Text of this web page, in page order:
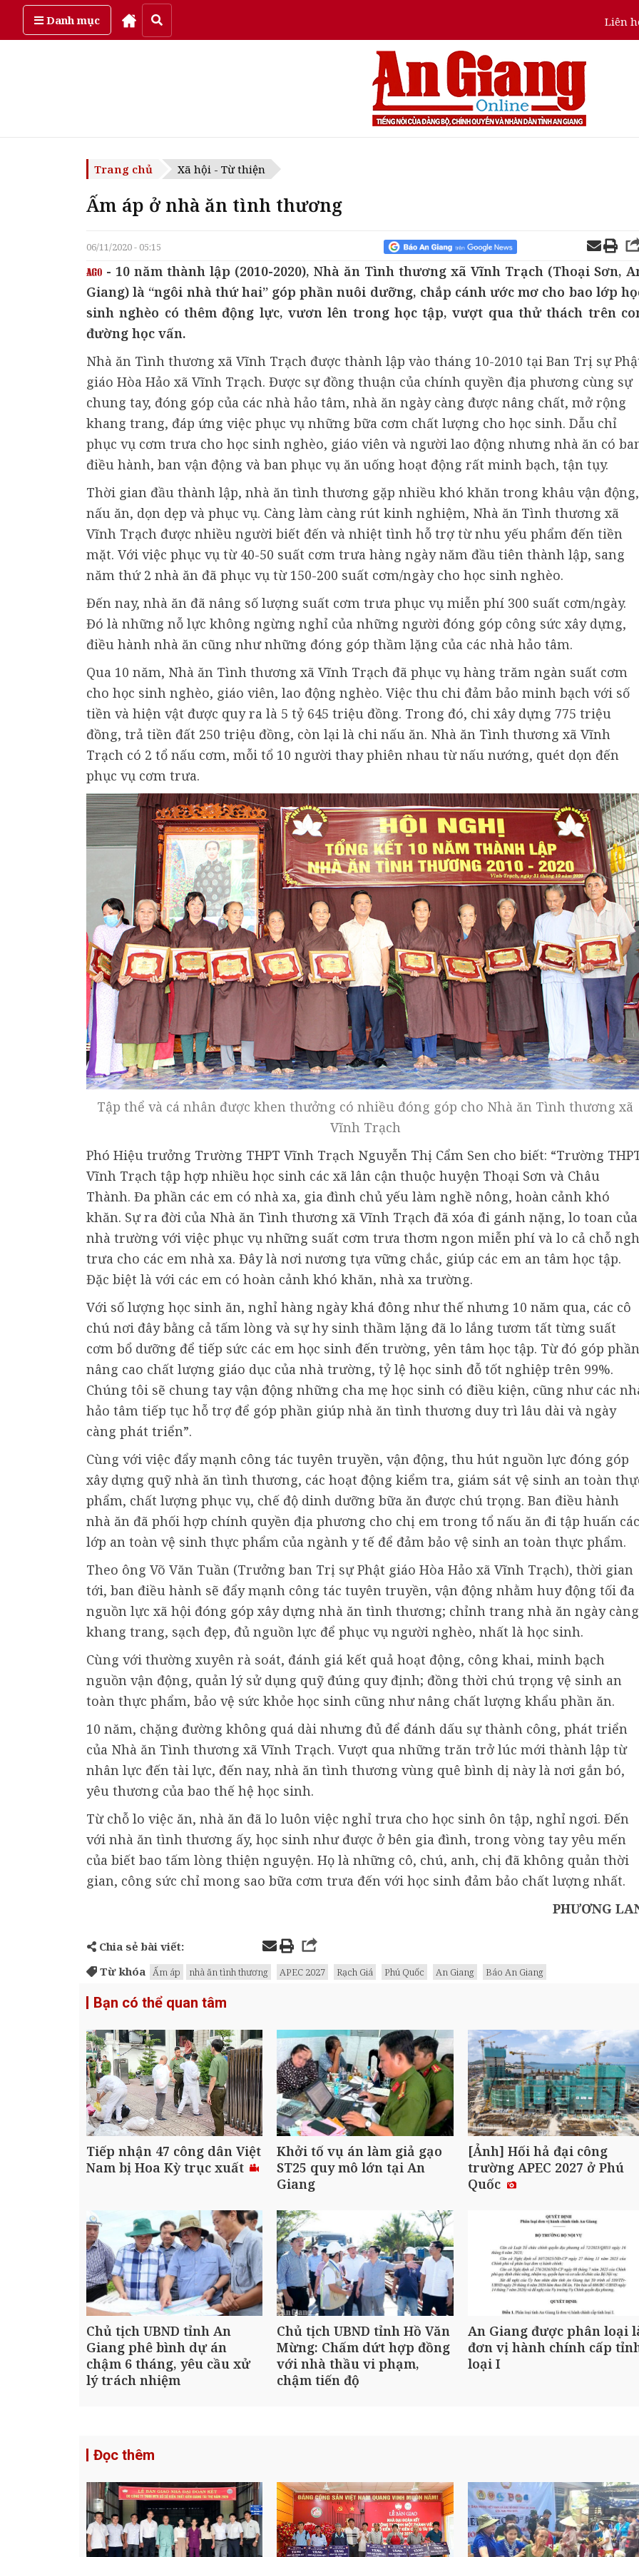
Danh mục Liên
Thứ sáu, ngày 7/08/2026
Trang chủ Xã hội - Từ thiện
Ấm áp ở nhà ăn tình thương
06/11/2020 - 05:15
- 10 năm thành lập (2010-2020), Nhà ăn Tình thương xã Vĩnh Trạch (Thoại Sơn,
Giang) là “ngôi nhà thứ hai” góp phần nuôi dưỡng, chắp cánh ước mơ cho bao lớp
sinh nghèo có thêm động lực, vươn lên trong học tập, vượt qua thử thách trên
đường học vấn.
Nhà ăn Tình thương xã Vĩnh Trạch được thành lập vào tháng 10-2010 tại Ban Trị sự
giáo Hòa Hảo xã Vĩnh Trạch. Được sự đồng thuận của chính quyền địa phương cùng sự
chung tay, đóng góp của các nhà hảo tâm, nhà ăn ngày càng được nâng chất, mở rộng
khang trang, đáp ứng việc phục vụ những bữa cơm chất lượng cho học sinh. Dẫu chỉ
phục vụ cơm trưa cho học sinh nghèo, giáo viên và người lao động nhưng nhà ăn có
điều hành, ban vận động và ban phục vụ ăn uống hoạt động rất minh bạch, tận tụy.
Thời gian đầu thành lập, nhà ăn tình thương gặp nhiều khó khăn trong khâu vận động,
nấu ăn, dọn dẹp và phục vụ. Càng làm càng rút kinh nghiệm, Nhà ăn Tình thương xã
Vĩnh Trạch được nhiều người biết đến và nhiệt tình hỗ trợ từ nhu yếu phẩm đến tiền
mặt. Với việc phục vụ từ 40-50 suất cơm trưa hàng ngày năm đầu tiên thành lập, sang
năm thứ 2 nhà ăn đã phục vụ từ 150-200 suất cơm/ngày cho học sinh nghèo.
Đến nay, nhà ăn đã nâng số lượng suất cơm trưa phục vụ miễn phí 300 suất cơm/ngày.
Đó là những nỗ lực không ngừng nghỉ của những người đóng góp công sức xây dựng,
điều hành nhà ăn cũng như những đóng góp thầm lặng của các nhà hảo tâm.
Qua 10 năm, Nhà ăn Tình thương xã Vĩnh Trạch đã phục vụ hàng trăm ngàn suất cơm
cho học sinh nghèo, giáo viên, lao động nghèo. Việc thu chi đảm bảo minh bạch với số
tiền và hiện vật được quy ra là 5 tỷ 645 triệu đồng. Trong đó, chi xây dựng 775 triệu
đồng, trả tiền đất 250 triệu đồng, còn lại là chi nấu ăn. Nhà ăn Tình thương xã Vĩnh
Trạch có 2 tổ nấu cơm, mỗi tổ 10 người thay phiên nhau từ nấu nướng, quét dọn đến
phục vụ cơm trưa.
Tập thể và cá nhân được khen thưởng có nhiều đóng góp cho Nhà ăn Tình thương xã
Vĩnh Trạch
Phó Hiệu trưởng Trường THPT Vĩnh Trạch Nguyễn Thị Cẩm Sen cho biết: “Trường
Vĩnh Trạch tập hợp nhiều học sinh các xã lân cận thuộc huyện Thoại Sơn và Châu
Thành. Đa phần các em có nhà xa, gia đình chủ yếu làm nghề nông, hoàn cảnh khó
khăn. Sự ra đời của Nhà ăn Tình thương xã Vĩnh Trạch đã xóa đi gánh nặng, lo toan của
nhà trường với việc phục vụ những suất cơm trưa thơm ngon miễn phí và lo cả chỗ
trưa cho các em nhà xa. Đây là nơi nương tựa vững chắc, giúp các em an tâm học tập.
Đặc biệt là với các em có hoàn cảnh khó khăn, nhà xa trường.
Với số lượng học sinh ăn, nghỉ hàng ngày khá đông như thế nhưng 10 năm qua, các cô
chú nơi đây bằng cả tấm lòng và sự hy sinh thầm lặng đã lo lắng tươm tất từng suất
cơm bổ dưỡng để tiếp sức các em học sinh đến trường, yên tâm học tập. Từ đó góp phần
nâng cao chất lượng giáo dục của nhà trường, tỷ lệ học sinh đỗ tốt nghiệp trên 99%.
Chúng tôi sẽ chung tay vận động những cha mẹ học sinh có điều kiện, cũng như các
hảo tâm tiếp tục hỗ trợ để góp phần giúp nhà ăn tình thương duy trì lâu dài và ngày
càng phát triển”.
Cùng với việc đẩy mạnh công tác tuyên truyền, vận động, thu hút nguồn lực đóng góp
xây dựng quỹ nhà ăn tình thương, các hoạt động kiểm tra, giám sát vệ sinh an toàn
phẩm, chất lượng phục vụ, chế độ dinh dưỡng bữa ăn được chú trọng. Ban điều hành
nhà ăn đã phối hợp chính quyền địa phương cho chị em trong tổ nấu ăn đi tập huấn các
lớp an toàn vệ sinh thực phẩm của ngành y tế để đảm bảo vệ sinh an toàn thực phẩm.
Theo ông Võ Văn Tuần (Trưởng ban Trị sự Phật giáo Hòa Hảo xã Vĩnh Trạch), thời gian
tới, ban điều hành sẽ đẩy mạnh công tác tuyên truyền, vận động nhằm huy động tối đa
nguồn lực xã hội đóng góp xây dựng nhà ăn tình thương; chỉnh trang nhà ăn ngày càng
khang trang, sạch đẹp, đủ nguồn lực để phục vụ người nghèo, nhất là học sinh.
Cùng với thường xuyên rà soát, đánh giá kết quả hoạt động, công khai, minh bạch
nguồn vận động, quản lý sử dụng quỹ đúng quy định; đồng thời chú trọng vệ sinh an
toàn thực phẩm, bảo vệ sức khỏe học sinh cũng như nâng chất lượng khẩu phần ăn.
10 năm, chặng đường không quá dài nhưng đủ để đánh dấu sự thành công, phát triển
của Nhà ăn Tình thương xã Vĩnh Trạch. Vượt qua những trăn trở lúc mới thành lập từ
nhân lực đến tài lực, đến nay, nhà ăn tình thương vùng quê bình dị này là nơi gắn bó,
yêu thương của bao thế hệ học sinh.
Từ chỗ lo việc ăn, nhà ăn đã lo luôn việc nghỉ trưa cho học sinh ôn tập, nghỉ ngơi. Đến
với nhà ăn tình thương ấy, học sinh như được ở bên gia đình, trong vòng tay yêu mến
của biết bao tấm lòng thiện nguyện. Họ là những cô, chú, anh, chị đã không quản thời
gian, công sức chỉ mong sao bữa cơm trưa đến với học sinh đảm bảo chất lượng nhất.
PHƯƠNG
Chia sẻ bài viết:
Từ khóa Ấm áp nhà ăn tình thương APEC 2027 Rạch Giá Phú Quốc An Giang Báo An Giang
Bạn có thể quan tâm
Tiếp nhận 47 công dân Việt
Nam bị Hoa Kỳ trục xuất
Khởi tố vụ án làm giả gạo
ST25 quy mô lớn tại An
Giang
[Ảnh] Hối hả đại công
trường APEC 2027 ở Phú
Quốc
Chủ tịch UBND tỉnh An
Giang phê bình dự án
chậm 6 tháng, yêu cầu xử
lý trách nhiệm
Chủ tịch UBND tỉnh Hồ Văn
Mừng: Chấm dứt hợp đồng
với nhà thầu vi phạm,
chậm tiến độ
An Giang được phân loại
đơn vị hành chính cấp
loại I
Đọc thêm